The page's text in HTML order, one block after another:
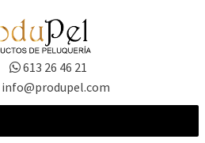
613 26 46 21
info@produpel.com